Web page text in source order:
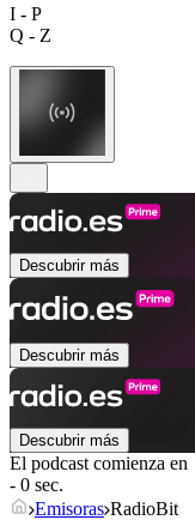
I - P
Q - Z
Descubrir más
Descubrir más
Descubrir más
El podcast comienza en
- 0 sec.
Emisoras RadioBit